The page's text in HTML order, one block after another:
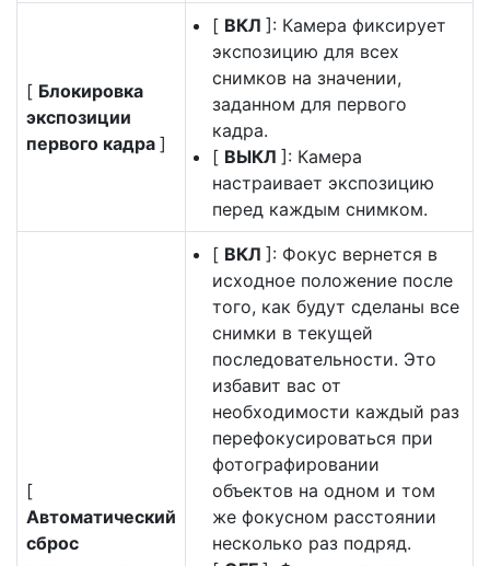
[ Блокировка
экспозиции
первого кадра ]
[ ВКЛ ]: Камера фиксирует
экспозицию для всех
снимков на значении,
заданном для первого
кадра.
[ ВЫКЛ ]: Камера
настраивает экспозицию
перед каждым снимком.
[
Автоматический
сброс
[ ВКЛ ]: Фокус вернется в
исходное положение после
того, как будут сделаны все
снимки в текущей
последовательности. Это
избавит вас от
необходимости каждый раз
перефокусироваться при
фотографировании
объектов на одном и том
же фокусном расстоянии
несколько раз подряд.